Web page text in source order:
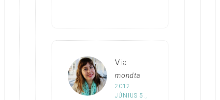
Via
mondta
2012.
JÚNIUS 5.,